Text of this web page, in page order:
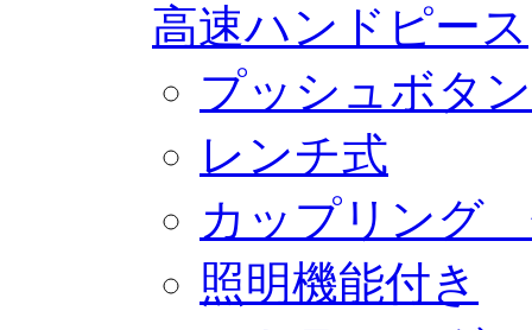
高速ハンドピース
プッシュボタン
レンチ式
カップリング
照明機能付き